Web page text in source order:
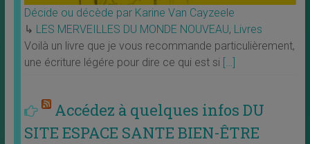
Décide ou décède par Karine Van Cayzeele
↳ LES MERVEILLES DU MONDE NOUVEAU, Livres
Voilà un livre que je vous recommande particulièrement,
une écriture légére pour dire ce qui est si […]
Accédez à quelques infos DU
SITE ESPACE SANTE BIEN-ÊTRE